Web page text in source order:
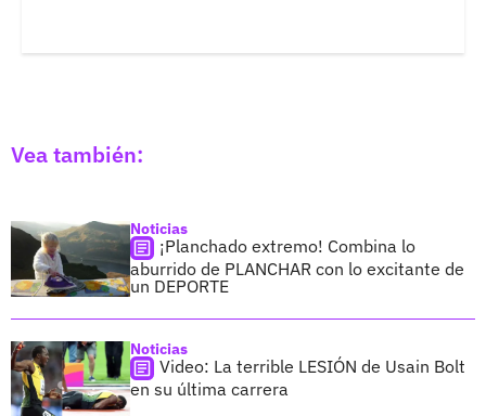
Vea también:
Noticias
¡Planchado extremo! Combina lo
aburrido de PLANCHAR con lo excitante de
un DEPORTE
Noticias
Video: La terrible LESIÓN de Usain Bolt
en su última carrera